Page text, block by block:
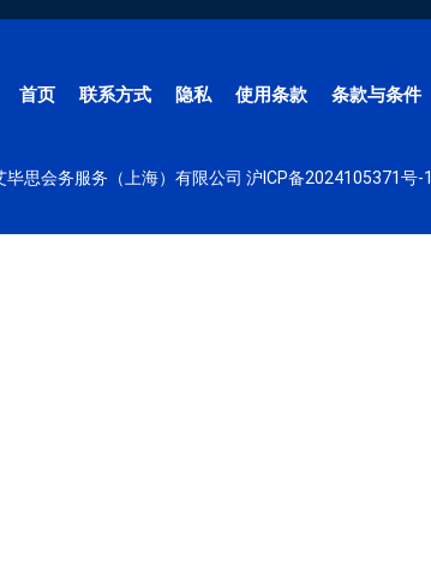
首页 联系方式 隐私 使用条款 条款与条件
思会务服务（上海）有限公司 沪ICP备2024105371号-1